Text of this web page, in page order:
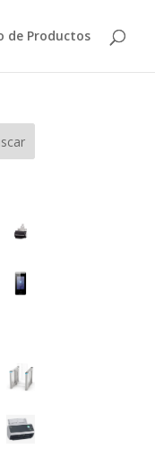
de Productos